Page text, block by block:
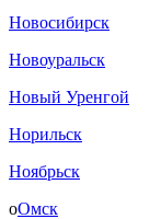
Новосибирск
Новоуральск
Новый Уренгой
Норильск
Ноябрьск
оОмск